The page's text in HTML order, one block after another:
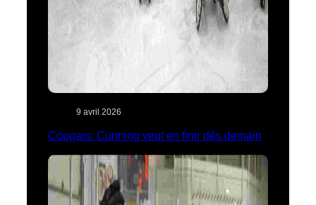
9 avril 2026
Cougars: Cunning veut en finir dès demain